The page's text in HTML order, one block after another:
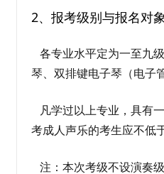
2、报考级别与报名对
各专业水平定为一至九
琴、双排键电子琴（电子
凡学过以上专业，具有
考成人声乐的考生应不低
注：本次考级不设演奏